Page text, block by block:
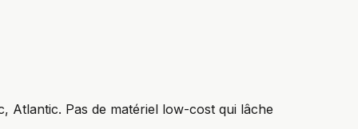
Atlantic. Pas de matériel low-cost qui lâche